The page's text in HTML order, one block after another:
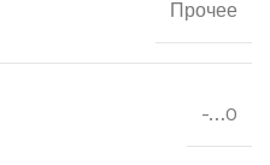
Прочее
-…0